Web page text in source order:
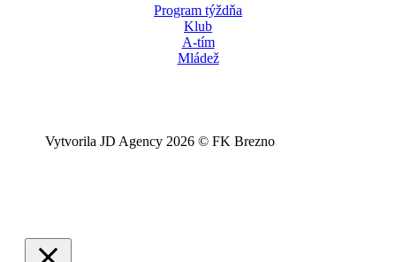
Program týždňa
Klub
A-tím
Mládež
Vytvorila JD Agency 2026 © FK Brezno